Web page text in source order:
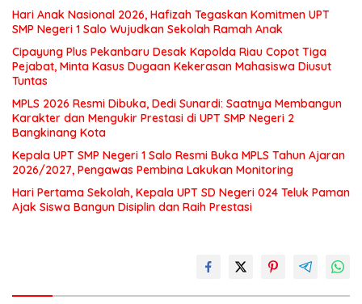
Hari Anak Nasional 2026, Hafizah Tegaskan Komitmen UPT
SMP Negeri 1 Salo Wujudkan Sekolah Ramah Anak
Cipayung Plus Pekanbaru Desak Kapolda Riau Copot Tiga
Pejabat, Minta Kasus Dugaan Kekerasan Mahasiswa Diusut
Tuntas
MPLS 2026 Resmi Dibuka, Dedi Sunardi: Saatnya Membangun
Karakter dan Mengukir Prestasi di UPT SMP Negeri 2
Bangkinang Kota
Kepala UPT SMP Negeri 1 Salo Resmi Buka MPLS Tahun Ajaran
2026/2027, Pengawas Pembina Lakukan Monitoring
Hari Pertama Sekolah, Kepala UPT SD Negeri 024 Teluk Paman
Ajak Siswa Bangun Disiplin dan Raih Prestasi